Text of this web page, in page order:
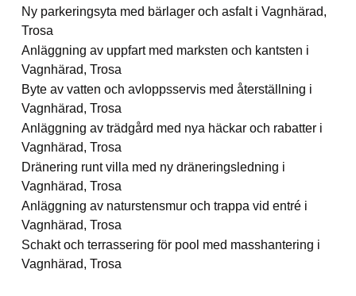
Ny parkeringsyta med bärlager och asfalt i Vagnhärad,
Trosa
Anläggning av uppfart med marksten och kantsten i
Vagnhärad, Trosa
Byte av vatten och avloppsservis med återställning i
Vagnhärad, Trosa
Anläggning av trädgård med nya häckar och rabatter i
Vagnhärad, Trosa
Dränering runt villa med ny dräneringsledning i
Vagnhärad, Trosa
Anläggning av naturstensmur och trappa vid entré i
Vagnhärad, Trosa
Schakt och terrassering för pool med masshantering i
Vagnhärad, Trosa